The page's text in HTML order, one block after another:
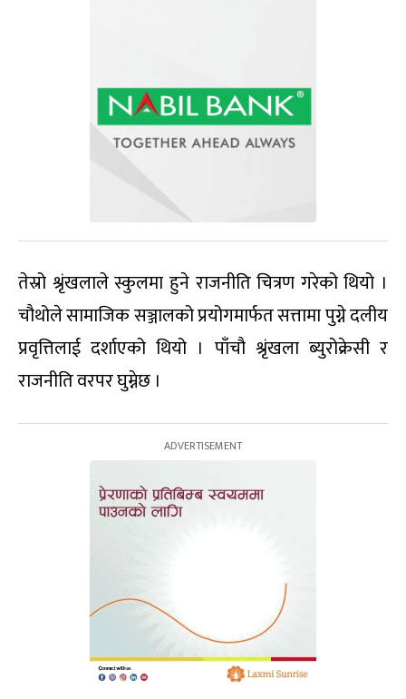
तेस्रो श्रृंखलाले स्कुलमा हुने राजनीति चित्रण गरेको थियो ।
चौथोले सामाजिक सञ्जालको प्रयोगमार्फत सत्तामा पुग्ने दलीय
प्रवृत्तिलाई दर्शाएको थियो । पाँचौ श्रृंखला ब्युरोक्रेसी र
राजनीति वरपर घुम्नेछ ।